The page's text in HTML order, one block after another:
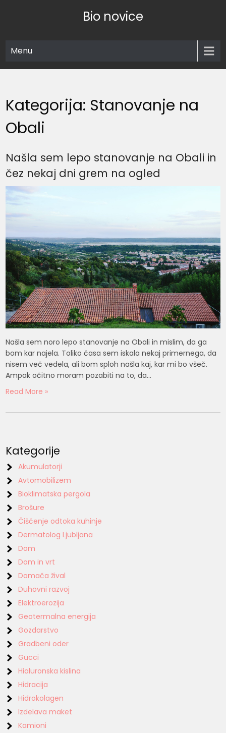
Bio novice
Menu
Kategorija: Stanovanje na
Obali
Našla sem lepo stanovanje na Obali in
čez nekaj dni grem na ogled
Našla sem noro lepo stanovanje na Obali in mislim, da ga
bom kar najela. Toliko časa sem iskala nekaj primernega, da
nisem več vedela, ali bom sploh našla kaj, kar mi bo všeč.
Ampak očitno moram pozabiti na to, da…
Read More »
Kategorije
Akumulatorji
Avtomobilizem
Bioklimatska pergola
Brošure
Čiščenje odtoka kuhinje
Dermatolog Ljubljana
Dom
Dom in vrt
Domača žival
Duhovni razvoj
Elektroerozija
Geotermalna energija
Gozdarstvo
Gradbeni oder
Gucci
Hialuronska kislina
Hidracija
Hidrokolagen
Izdelava maket
Kamioni